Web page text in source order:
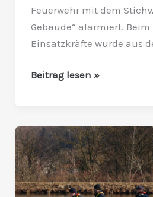
Feuerwehr mit dem
Gebäude“ alarmiert.
Einsatzkräfte wurde aus
Beitrag lesen »
Personenrettung
aus
Traun